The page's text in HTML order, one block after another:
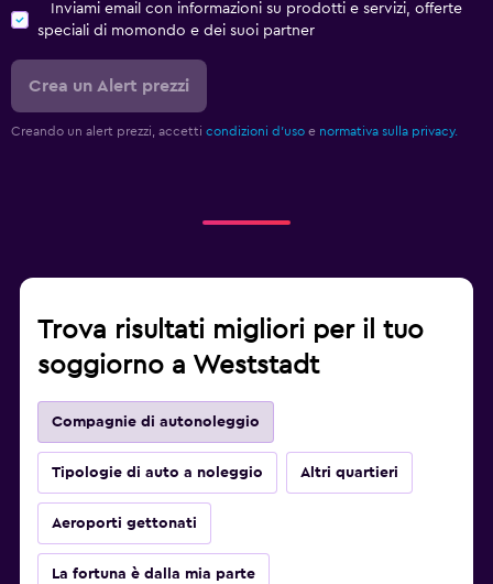
Inviami email con informazioni su prodotti e servizi, offerte
speciali di momondo e dei suoi partner
Crea un Alert prezzi
Creando un alert prezzi, accetti condizioni d'uso e normativa sulla privacy.
Trova risultati migliori per il tuo
soggiorno a Weststadt
Compagnie di autonoleggio
Tipologie di auto a noleggio Altri quartieri
Aeroporti gettonati
La fortuna è dalla mia parte